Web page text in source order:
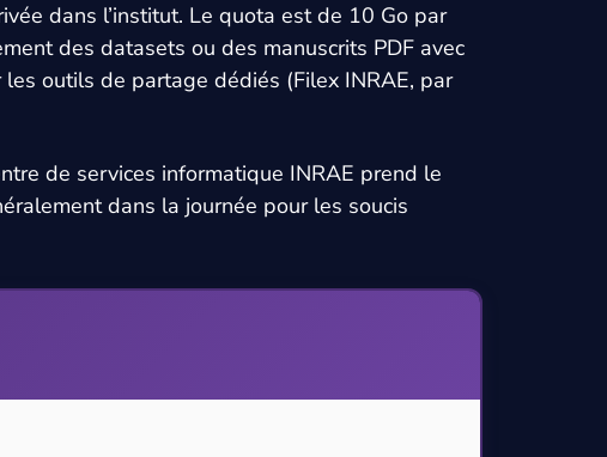
dans l’institut. Le quota est de 10 Go par
des datasets ou des manuscrits PDF avec
outils de partage dédiés (Filex INRAE, par
de services informatique INRAE prend le
dans la journée pour les soucis